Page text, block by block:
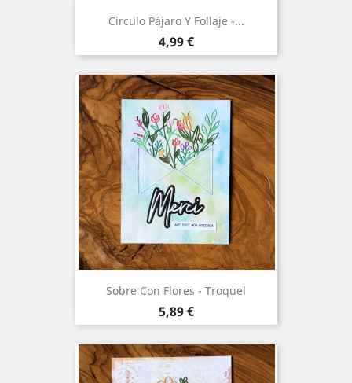
Circulo Pájaro Y Follaje -...
Precio
4,99 €
Sobre Con Flores - Troquel
Precio
5,89 €